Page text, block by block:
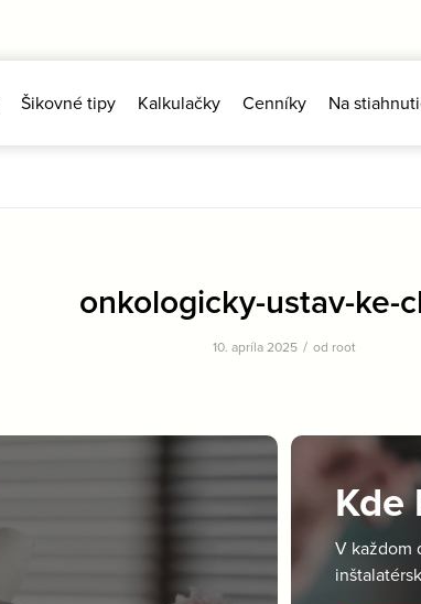
Šikovné tipy Kalkulačky Cenníky Na
onkologicky-ustav-ke-
10. apríla 2025 / od root
Kde
V každom